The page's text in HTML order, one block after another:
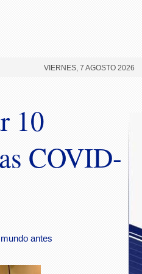
VIERNES, 7 AGOSTO 2026
10
COVID-
antes